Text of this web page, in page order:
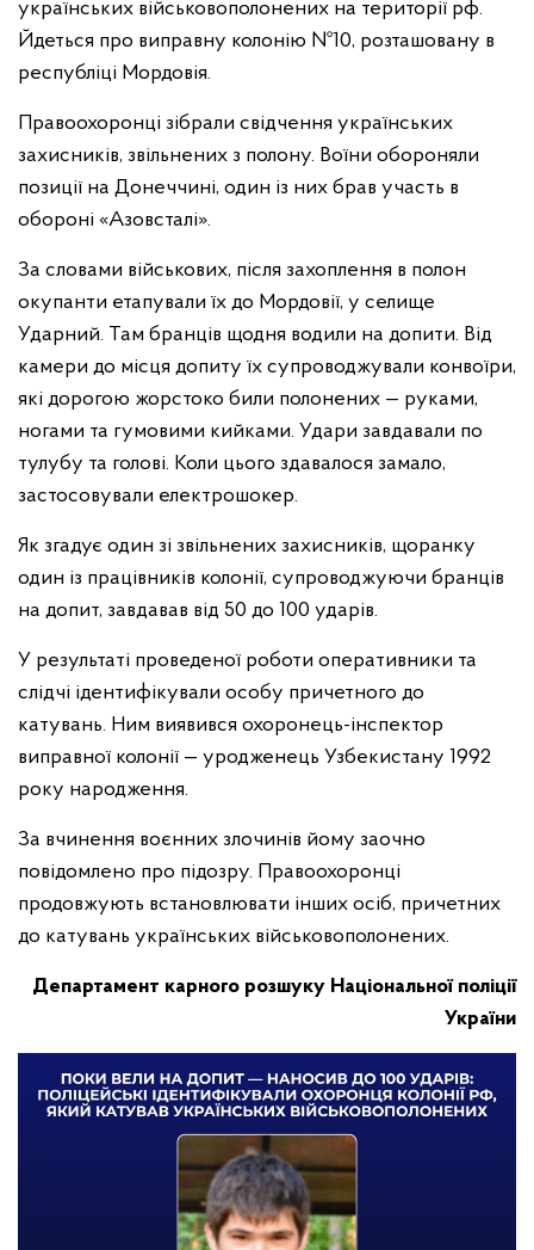
українських військовополонених на території рф.
Йдеться про виправну колонію №10, розташовану в
республіці Мордовія.
Правоохоронці зібрали свідчення українських
захисників, звільнених з полону. Воїни обороняли
позиції на Донеччині, один із них брав участь в
обороні «Азовсталі».
За словами військових, після захоплення в полон
окупанти етапували їх до Мордовії, у селище
Ударний. Там бранців щодня водили на допити. Від
камери до місця допиту їх супроводжували конвоїри,
які дорогою жорстоко били полонених — руками,
ногами та гумовими кийками. Удари завдавали по
тулубу та голові. Коли цього здавалося замало,
застосовували електрошокер.
Як згадує один зі звільнених захисників, щоранку
один із працівників колонії, супроводжуючи бранців
на допит, завдавав від 50 до 100 ударів.
У результаті проведеної роботи оперативники та
слідчі ідентифікували особу причетного до
катувань. Ним виявився охоронець-інспектор
виправної колонії — уродженець Узбекистану 1992
року народження.
За вчинення воєнних злочинів йому заочно
повідомлено про підозру. Правоохоронці
продовжують встановлювати інших осіб, причетних
до катувань українських військовополонених.
Департамент карного розшуку Національної поліції
України